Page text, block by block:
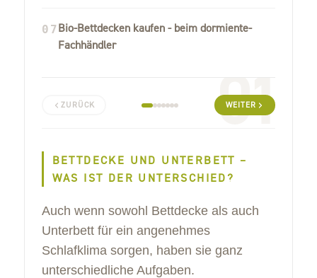
07Bio-Bettdecken kaufen - beim dormiente-
Fachhändler
ZURÜCK WEITER
01
BETTDECKE UND UNTERBETT –
WAS IST DER UNTERSCHIED?
Auch wenn sowohl Bettdecke als auch
Unterbett für ein angenehmes
Schlafklima sorgen, haben sie ganz
unterschiedliche Aufgaben.